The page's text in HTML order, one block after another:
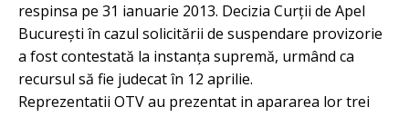
respinsa pe 31 ianuarie 2013. Decizia Curţii de Apel
Bucureşti în cazul solicitării de suspendare provizorie
a fost contestată la instanţa supremă, urmând ca
recursul să fie judecat în 12 aprilie.
Reprezentatii OTV au prezentat in apararea lor trei